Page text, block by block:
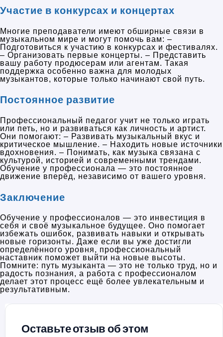
Участие в конкурсах и концертах
Многие преподаватели имеют обширные связи в
музыкальном мире и могут помочь вам: –
Подготовиться к участию в конкурсах и фестивалях.
– Организовать первые концерты. – Представить
вашу работу продюсерам или агентам. Такая
поддержка особенно важна для молодых
музыкантов, которые только начинают свой путь.
Постоянное развитие
Профессиональный педагог учит не только играть
или петь, но и развиваться как личность и артист.
Они помогают: – Развивать музыкальный вкус и
критическое мышление. – Находить новые источники
вдохновения. – Понимать, как музыка связана с
культурой, историей и современными трендами.
Обучение у профессионала — это постоянное
движение вперёд, независимо от вашего уровня.
Заключение
Обучение у профессионалов — это инвестиция в
себя и своё музыкальное будущее. Оно помогает
избежать ошибок, развивать навыки и открывать
новые горизонты. Даже если вы уже достигли
определённого уровня, профессиональный
наставник поможет выйти на новые высоты.
Помните: путь музыканта — это не только труд, но и
радость познания, а работа с профессионалом
делает этот процесс ещё более увлекательным и
результативным.
Оставьте отзыв об этом